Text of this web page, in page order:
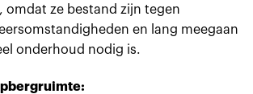
omdat ze bestand zijn tegen
en lang meegaan
onderhoud nodig is.